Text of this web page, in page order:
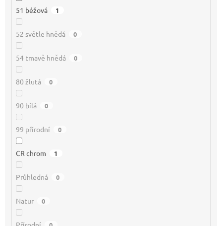
51 béžová 1
52 světle hnědá 0
54 tmavě hnědá 0
80 žlutá 0
90 bílá 0
99 přírodní 0
CR chrom 1
Průhledná 0
Natur 0